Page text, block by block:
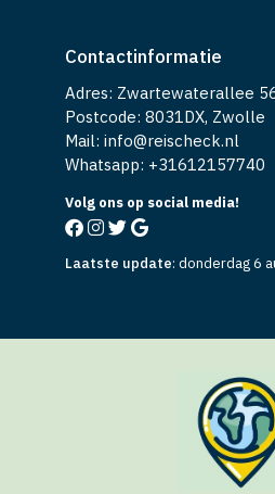
Contactinformatie
Adres: Zwartewaterallee
Postcode: 8031DX, Zwolle
Mail: info@reischeck.nl
Whatsapp: +31612157740
Volg ons op social media!
Laatste update: donderdag 6